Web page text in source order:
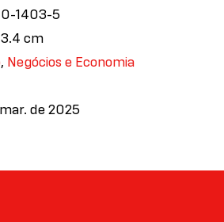
1403-5
cm
, Negócios e Economia
de 2025